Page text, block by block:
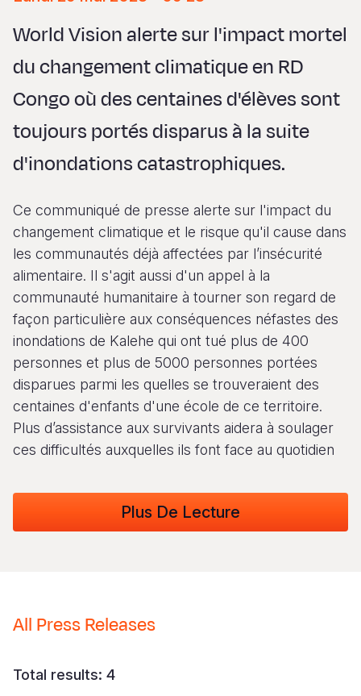
Ukraine
Venezuela
Yemen
Kenya
Lesotho
Malawi
Mali
Niger
Rwanda
Senegal
Sierra
Somalia
South
South
Sudan
El
Guatemala
Haiti
Honduras
Peru
United
Venezuela
Laos
Malaysia
Mongolia
Myanmar
North
Papua
Philippines
Singapore
Solomon
South
Sri Lanka
Taiwan
Finland
France
Georgia
Germany
Italy
Jordan
Lebanon
Moldova
Romania
Spain
Syria
Portuguese, Portugal
World Vision alerte sur l'impact mortel
du changement climatique en RD
Congo où des centaines d'élèves sont
toujours portés disparus à la suite
d'inondations catastrophiques.
Ce communiqué de presse alerte sur l'impact du
changement climatique et le risque qu'il cause dans
les communautés déjà affectées par l’insécurité
alimentaire. Il s'agit aussi d'un appel à la
communauté humanitaire à tourner son regard de
façon particulière aux conséquences néfastes des
inondations de Kalehe qui ont tué plus de 400
personnes et plus de 5000 personnes portées
disparues parmi les quelles se trouveraient des
centaines d'enfants d'une école de ce territoire.
Plus d’assistance aux survivants aidera à soulager
ces difficultés auxquelles ils font face au quotidien
Plus De Lecture
All Press Releases
Total results: 4